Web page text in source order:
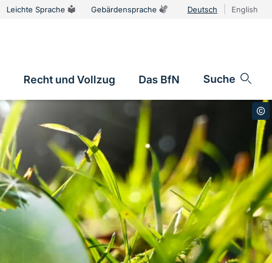
Leichte Sprache Gebärdensprache Deutsch English
Recht und Vollzug Das BfN Suche